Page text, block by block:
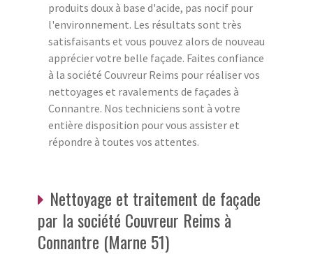
produits doux à base d'acide, pas nocif pour
l'environnement. Les résultats sont très
satisfaisants et vous pouvez alors de nouveau
apprécier votre belle façade. Faites confiance
à la société Couvreur Reims pour réaliser vos
nettoyages et ravalements de façades à
Connantre. Nos techniciens sont à votre
entière disposition pour vous assister et
répondre à toutes vos attentes.
Nettoyage et traitement de façade
par la société Couvreur Reims à
Connantre (Marne 51)